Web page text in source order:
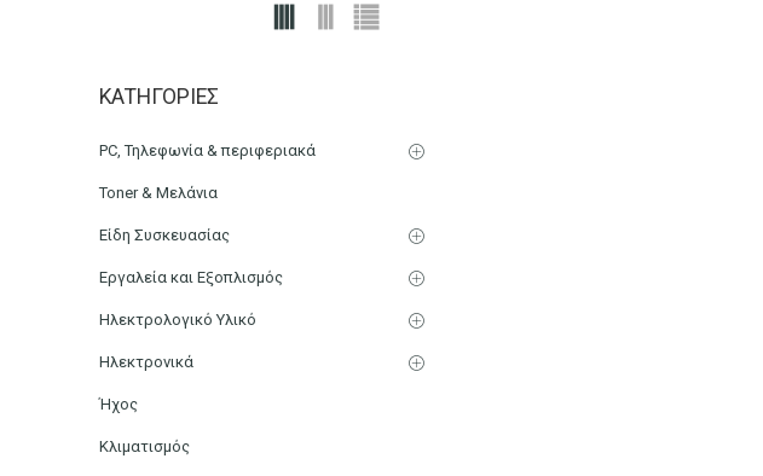
ΚΑΤΗΓΟΡΊΕΣ
PC, Τηλεφωνία & περιφεριακά
Toner & Μελάνια
Είδη Συσκευασίας
Εργαλεία και Εξοπλισμός
Ηλεκτρολογικό Υλικό
Ηλεκτρονικά
Ήχος
Κλιματισμός